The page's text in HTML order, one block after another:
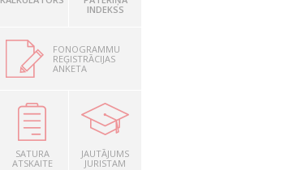
INDEKSS
FONOGRAMMU
REĢISTRĀCIJAS
ANKETA
SATURA
ATSKAITE
JAUTĀJUMS
JURISTAM